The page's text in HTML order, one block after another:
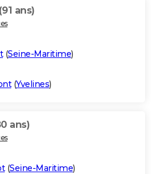
(91 ans)
(Seine-Maritime)
(Yvelines)
ans)
(Seine-Maritime)